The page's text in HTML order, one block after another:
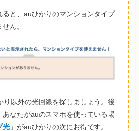
ると、auひかりのマンションタイプ
ん。
り以外の光回線を探しましょう。 後
あなたがauのスマホを使っている場
光 」がauひかりの次にお得です。